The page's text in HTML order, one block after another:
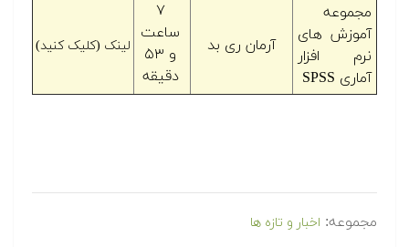
مجموعه
آموزش های
نرم افزار
آماری SPSS
آرمان ری بد
۷
ساعت
و ۵۳
دقیقه
لینک (کلیک کنید)
مجموعه: اخبار و تازه ها